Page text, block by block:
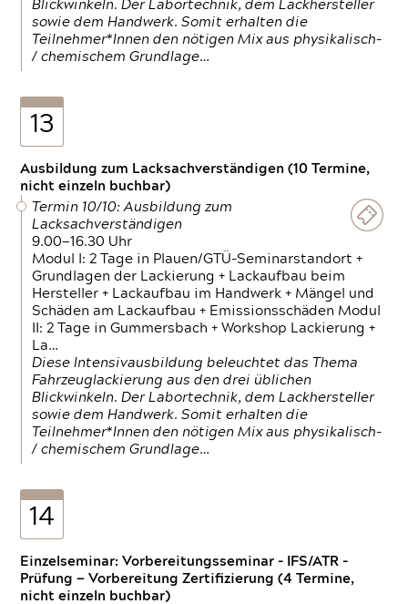
Blickwinkeln. Der Labortechnik, dem Lackhersteller
sowie dem Handwerk. Somit erhalten die
Teilnehmer*Innen den nötigen Mix aus physikalisch-
/ chemischem Grundlage…
13
Ausbildung zum Lacksachverständigen (10 Termine,
nicht einzeln buchbar)
Termin 10/10: Ausbildung zum
Lacksachverständigen
9.00—16.30 Uhr
Modul I: 2 Tage in Plauen/GTÜ-Seminarstandort +
Grundlagen der Lackierung + Lackaufbau beim
Hersteller + Lackaufbau im Handwerk + Mängel und
Schäden am Lackaufbau + Emissionsschäden Modul
II: 2 Tage in Gummersbach + Workshop Lackierung +
La…
Diese Intensivausbildung beleuchtet das Thema
Fahrzeuglackierung aus den drei üblichen
Blickwinkeln. Der Labortechnik, dem Lackhersteller
sowie dem Handwerk. Somit erhalten die
Teilnehmer*Innen den nötigen Mix aus physikalisch-
/ chemischem Grundlage…
14
Einzelseminar: Vorbereitungsseminar - IFS/ATR -
Prüfung — Vorbereitung Zertifizierung (4 Termine,
nicht einzeln buchbar)